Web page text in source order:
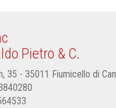
Pietro & C.
35 - 35011 Fiumicello di